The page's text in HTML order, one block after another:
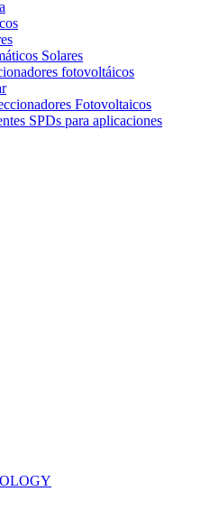
Solares
fotovoltáicos
Fotovoltaicos
SPDs para aplicaciones